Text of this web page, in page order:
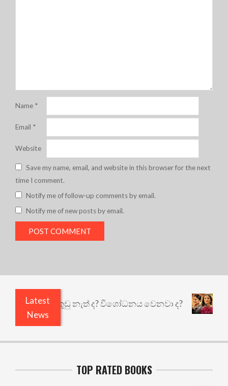
Name *
Email *
Website
Save my name, email, and website in this browser for the next
time I comment.
Notify me of follow-up comments by email.
Notify me of new posts by email.
Latest
News
ඇතුළෙයි කුඩු නැත් ද? විශෝධනය වෙනවා ද?
TOP RATED BOOKS